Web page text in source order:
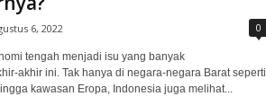
6, 2022 0
tengah menjadi isu yang banyak
akhir ini. Tak hanya di negara-negara Barat seperti
kawasan Eropa, Indonesia juga melihat...